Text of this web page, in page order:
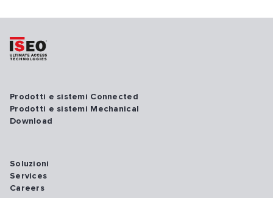
Prodotti e sistemi Connected
Prodotti e sistemi Mechanical
Download
Soluzioni
Services
Careers